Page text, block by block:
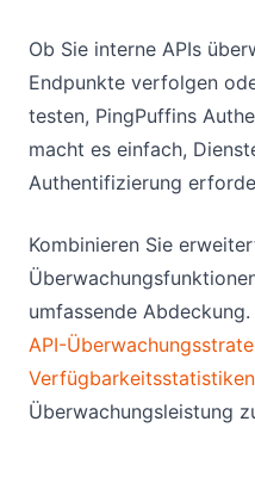
Ob Sie interne APIs
Endpunkte verfolgen
testen, PingPuffins
macht es einfach,
Authentifizierung
Kombinieren Sie
umfassende
API-
Verfügbarkeitsstatistiken
Überwachungsleistung